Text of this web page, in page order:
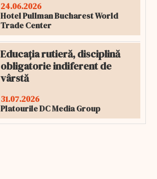
24.06.2026
Hotel Pullman Bucharest World
Trade Center
Educația rutieră, disciplină
obligatorie indiferent de
vârstă
31.07.2026
Platourile DC Media Group